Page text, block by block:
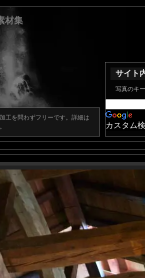
材集
工を問わずフリーです。詳細は
サイト
写真のキ
カスタム